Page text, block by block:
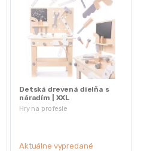
Hry na profesie
Detská drevená dielňa s
náradím | XXL
Aktuálne vypredané